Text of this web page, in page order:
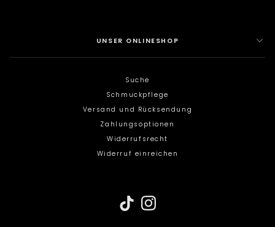
UNSER ONLINESHOP
Suche
Schmuckpflege
Versand und Rücksendung
Zahlungsoptionen
Widerrufsrecht
Widerruf einreichen
NEWSLETTER
Exklusive Einblicke,
Erhalten Sie einen 20€ Gutschein auf Ihre
erste Bestellung.